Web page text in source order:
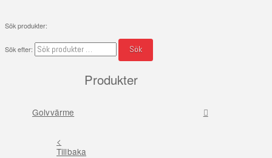
Sök produkter:
Sök efter: Sök
Produkter
Golvvärme
<
Tillbaka